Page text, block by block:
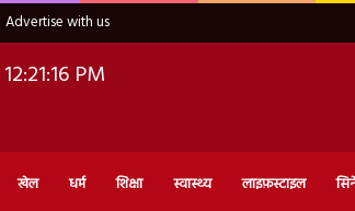
Advertise with us
PM
खेल धर्म शिक्षा स्वास्थ्य लाइफ़स्टाइल